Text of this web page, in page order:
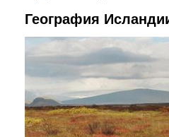
География